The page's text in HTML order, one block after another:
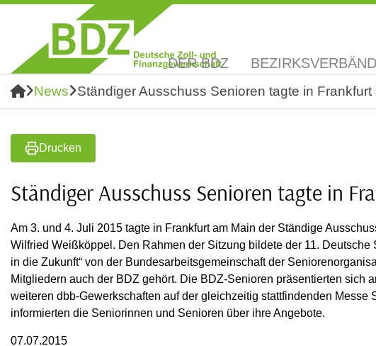
DER BDZ
News Ständiger Ausschuss Senioren tagte in Frankfurt
Drucken
Ständiger Ausschuss Senioren tagte in
Am 3. und 4. Juli 2015 tagte in Frankfurt am Main der Ständige
Wilfried Weißköppel. Den Rahmen der Sitzung bildete der 11. Deutsche
in die Zukunft“ von der Bundesarbeitsgemeinschaft der
Mitgliedern auch der BDZ gehört. Die BDZ-Senioren präsentierten sich
weiteren dbb-Gewerkschaften auf der gleichzeitig stattfindenden Messe
informierten die Seniorinnen und Senioren über ihre Angebote.
07.07.2015